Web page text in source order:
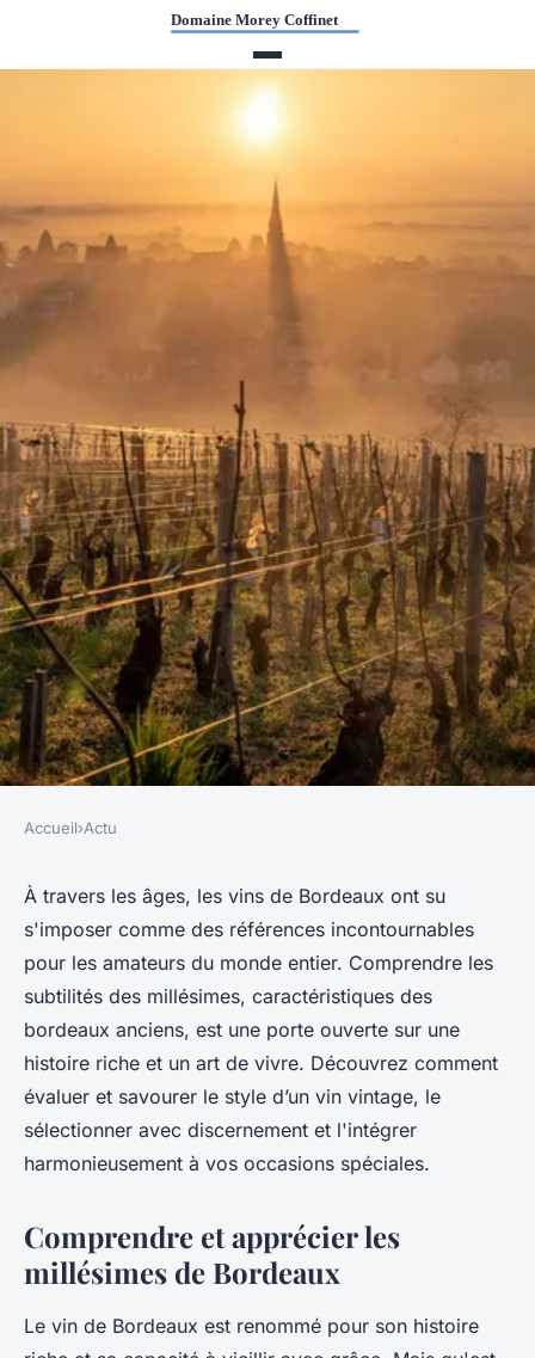
Découverte des bordeaux
vintage avec style
Baptiste•8 mai 2024•3 min de lecture
Accueil›Actu
À travers les âges, les vins de Bordeaux ont su
s'imposer comme des références incontournables
pour les amateurs du monde entier. Comprendre les
subtilités des millésimes, caractéristiques des
bordeaux anciens, est une porte ouverte sur une
histoire riche et un art de vivre. Découvrez comment
évaluer et savourer le style d’un vin vintage, le
sélectionner avec discernement et l'intégrer
harmonieusement à vos occasions spéciales.
Comprendre et apprécier les
millésimes de Bordeaux
Le vin de Bordeaux est renommé pour son histoire